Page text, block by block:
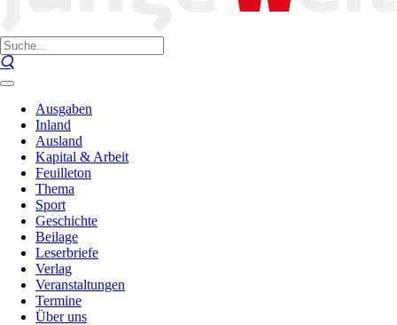
Ausgaben
Inland
Ausland
Kapital & Arbeit
Feuilleton
Thema
Sport
Geschichte
Beilage
Leserbriefe
Verlag
Veranstaltungen
Termine
Über uns